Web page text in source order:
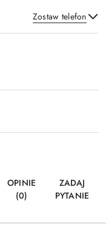
Zostaw telefon
OPINIE
(0)
ZADAJ
PYTANIE